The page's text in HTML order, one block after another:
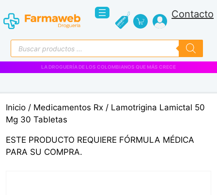
al
contenido
Contacto
Búsqueda
de
productos
LA DROGUERÍA DE LOS COLOMBIANOS QUE MÁS CRECE
Inicio / Medicamentos Rx / Lamotrigina Lamictal 50
Mg 30 Tabletas
ESTE PRODUCTO REQUIERE FÓRMULA MÉDICA
PARA SU COMPRA.